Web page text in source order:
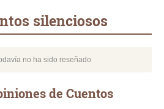
silenciosos
no ha sido reseñado
de Cuentos